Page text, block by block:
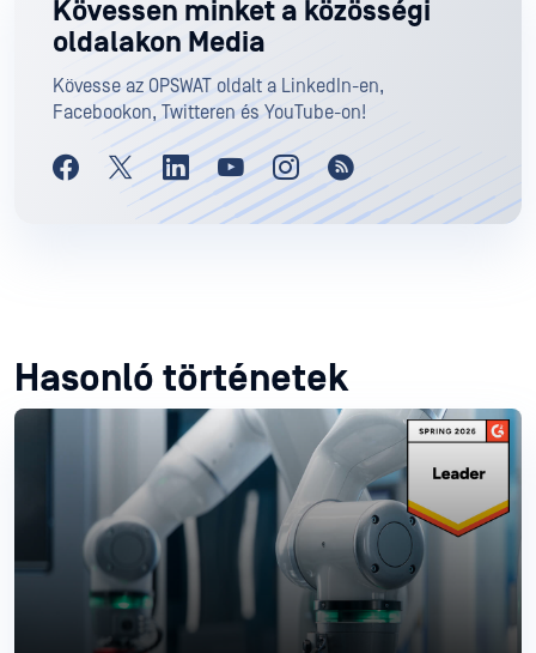
Kövessen minket a közösségi
oldalakon Media
Kövesse az OPSWAT oldalt a LinkedIn-en,
Facebookon, Twitteren és YouTube-on!
Hasonló történetek